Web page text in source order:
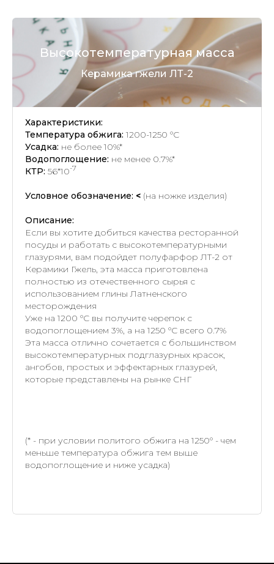
Высокотемпературная масса
Керамика гжели ЛТ-2
Характеристики:
Температура обжига: 1200-1250 °C
Усадка: не более 10%*
Водопоглощение: не менее 0.7%*
КТР: 56*10-7
Условное обозначение: < (на ножке изделия)
Описание:
Если вы хотите добиться качества ресторанной
посуды и работать с высокотемпературными
глазурями, вам подойдет полуфарфор ЛТ-2 от
Керамики Гжель, эта масса приготовлена
полностью из отечественного сырья с
использованием глины Латненского
месторождения
Уже на 1200 °С вы получите черепок с
водопоглощением 3%, а на 1250 °С всего 0.7%
Эта масса отлично сочетается с большинством
высокотемпературных подглазурных красок,
ангобов, простых и эффектарных глазурей,
которые представлены на рынке СНГ
(* - при условии политого обжига на 1250° - чем
меньше температура обжига тем выше
водопоглощение и ниже усадка)